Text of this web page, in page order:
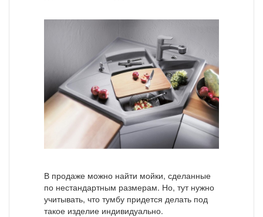
В продаже можно найти мойки, сделанные
по нестандартным размерам. Но, тут нужно
учитывать, что тумбу придется делать под
такое изделие индивидуально.